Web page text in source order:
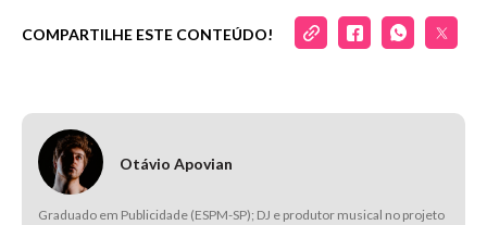
COMPARTILHE ESTE CONTEÚDO!
Otávio Apovian
Graduado em Publicidade (ESPM-SP); DJ e produtor musical no projeto